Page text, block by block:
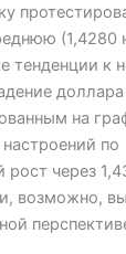
(1,4280
тенденции к
на
по
через
возможно,